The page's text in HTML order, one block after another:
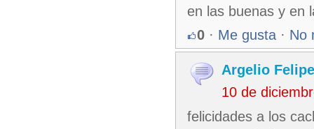
en las buenas y en
0 · Me gusta · No
Argelio
10 de
felicidades a los